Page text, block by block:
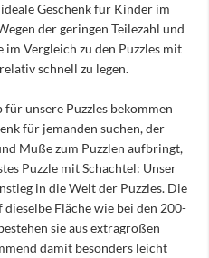
Geschenk für Kinder im
der geringen Teilezahl und
Vergleich zu den Puzzles mit
schnell zu legen.
unsere Puzzles bekommen
für jemanden suchen, der
Muße zum Puzzlen aufbringt,
Puzzle mit Schachtel: Unser
in die Welt der Puzzles. Die
Fläche wie bei den 200-
sie aus extragroßen
damit besonders leicht